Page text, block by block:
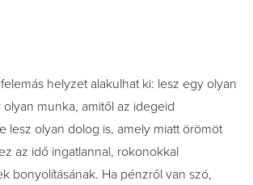
helyzet alakulhat ki: lesz egy olyan
munka, amitől az idegeid
lesz olyan dolog is, amely miatt örömöt
az idő ingatlannal, rokonokkal
bonyolításának. Ha pénzről van szó,